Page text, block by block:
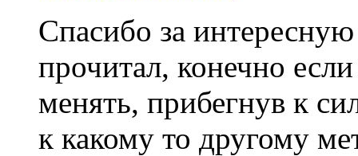
Спасибо за
прочитал, конечно
менять, прибегнув к
к какому то другому